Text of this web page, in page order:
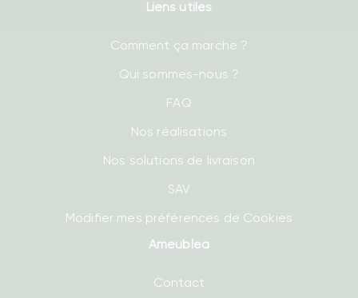
Liens utiles
Comment ça marche ?
Qui sommes-nous ?
FAQ
Nos réalisations
Nos solutions de livraison
SAV
Modifier mes préférences de Cookies
Ameublea
Contact